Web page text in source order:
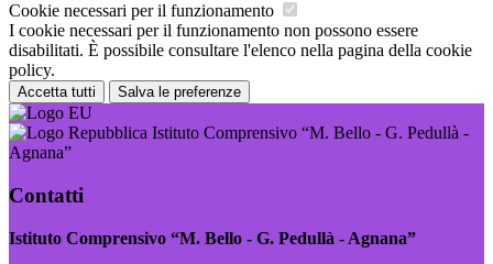
Cookie necessari per il funzionamento
I cookie necessari per il funzionamento non possono essere
disabilitati. È possibile consultare l'elenco nella pagina della cookie
policy.
Accetta tutti Salva le preferenze
Istituto Comprensivo “M. Bello - G. Pedullà -
Agnana”
Contatti
Istituto Comprensivo “M. Bello - G. Pedullà - Agnana”